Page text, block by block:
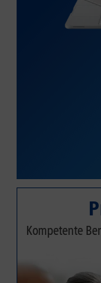
Kompetente